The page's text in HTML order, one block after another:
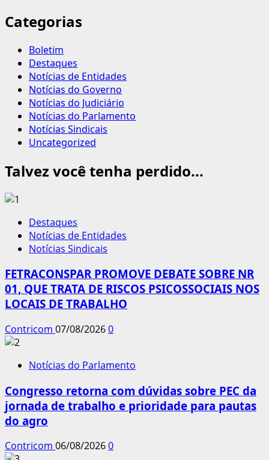
Categorias
Boletim
Destaques
Notícias de Entidades
Notícias do Governo
Notícias do Judiciário
Notícias do Parlamento
Notícias Sindicais
Uncategorized
Talvez você tenha perdido...
Destaques
Notícias de Entidades
Notícias Sindicais
FETRACONSPAR PROMOVE DEBATE SOBRE NR
01, QUE TRATA DE RISCOS PSICOSSOCIAIS NOS
LOCAIS DE TRABALHO
Contricom 07/08/20260
Notícias do Parlamento
Congresso retorna com dúvidas sobre PEC da
jornada de trabalho e prioridade para pautas
do agro
Contricom 06/08/20260